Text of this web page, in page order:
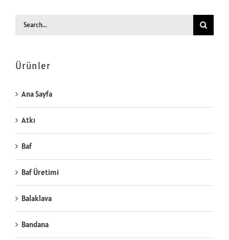
Search
Ürünler
Ana Sayfa
Atkı
Baf
Baf Üretimi
Balaklava
Bandana